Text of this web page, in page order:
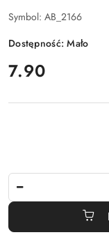
Symbol: AB_2166
Dostępność:Mało
cena:
7.90